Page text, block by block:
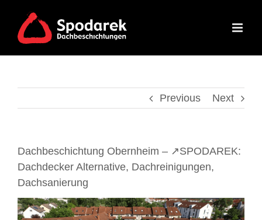
content
Previous Next
Dachbeschichtung Obernheim – ↗️SPODAREK:
Dachdecker Alternative, Dachreinigungen,
Dachsanierung